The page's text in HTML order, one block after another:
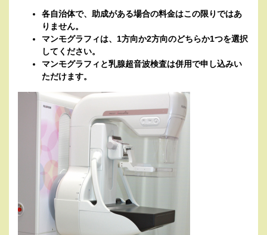
各自治体で、助成がある場合の料金はこの限りではあ
りません。
マンモグラフィは、1方向か2方向のどちらか1つを選択
してください。
マンモグラフィと乳腺超音波検査は併用で申し込みい
ただけます。